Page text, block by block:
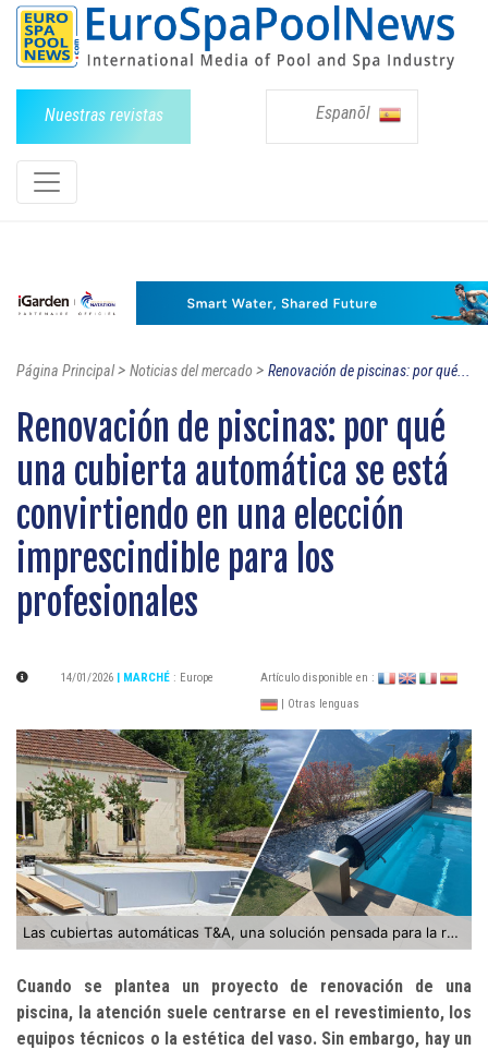
Nuestras revistas Espanõl
Página Principal> Noticias del mercado > Renovación de piscinas: por qué...
Renovación de piscinas: por qué
una cubierta automática se está
convirtiendo en una elección
imprescindible para los
profesionales
14/01/2026 | MARCHÉ : Europe
Artículo disponible en :
| Otras lenguas
Las cubiertas automáticas T&A, una solución pensada para la renovación de piscinas
Cuando se plantea un proyecto de renovación de una
piscina, la atención suele centrarse en el revestimiento, los
equipos técnicos o la estética del vaso. Sin embargo, hay un